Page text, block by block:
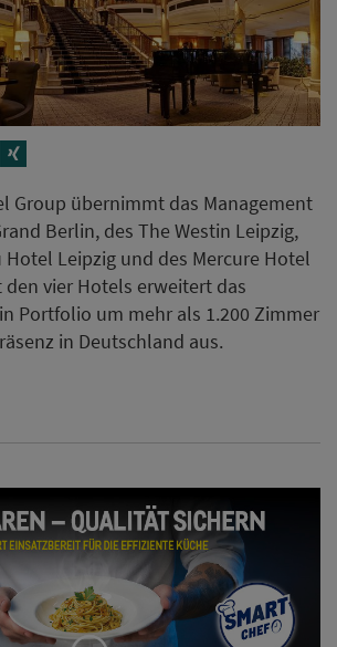
Group übernimmt das Management
Berlin, des The Westin Leipzig,
Hotel Leipzig und des Mercure Hotel
den vier Hotels erweitert das
Portfolio um mehr als 1.200 Zimmer
in Deutschland aus.